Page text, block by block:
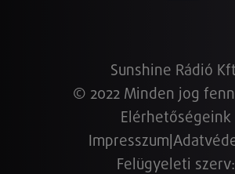
Sunshine Rádió
© 2022 Minden jog
Elérhetőségeink
Impresszum
Felügyeleti szerv: